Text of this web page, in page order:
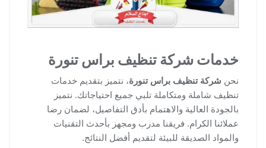
خدمات شركة تنظيف براس تنورة
نحن شركة تنظيف براس تنورة، نتميز بتقديم خدمات
تنظيف شاملة ومتكاملة تلبي جميع احتياجاتك. نتميز
بالجودة العالية والاهتمام بأدق التفاصيل، لضمان رضا
عملائنا الكرام. فريقنا مدرب ومجهز بأحدث التقنيات
والمواد الصديقة للبيئة لتقديم أفضل النتائج.